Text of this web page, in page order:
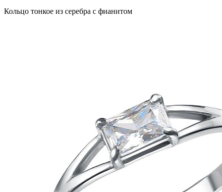
Кольцо тонкое из серебра с фианитом